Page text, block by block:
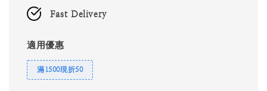
Fast Delivery
適用優惠
滿1500現折50